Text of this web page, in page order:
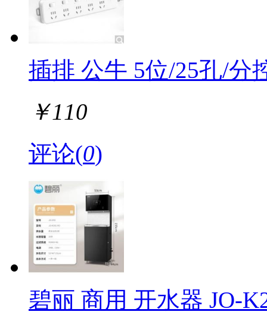
插排 公牛 5位/25孔/分
￥110
评论(0)
碧丽 商用 开水器 JO-